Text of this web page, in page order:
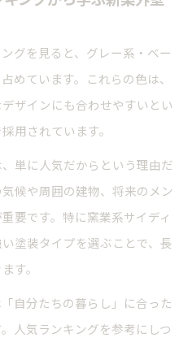
グを見ると、グレー系・ベー
めています。これらの色は、
ザインにも合わせやすいとい
用されています。
単に人気だからという理由だ
候や周囲の建物、将来のメン
要です。特に窯業系サイディ
塗装タイプを選ぶことで、長
す。
自分たちの暮らし」に合った
人気ランキングを参考にしつ